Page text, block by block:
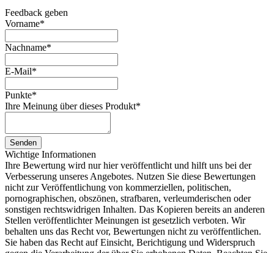
Feedback geben
Vorname*
Nachname*
E-Mail*
Punkte*
Ihre Meinung über dieses Produkt*
Senden
Wichtige Informationen
Ihre Bewertung wird nur hier veröffentlicht und hilft uns bei der
Verbesserung unseres Angebotes. Nutzen Sie diese Bewertungen
nicht zur Veröffentlichung von kommerziellen, politischen,
pornographischen, obszönen, strafbaren, verleumderischen oder
sonstigen rechtswidrigen Inhalten. Das Kopieren bereits an anderen
Stellen veröffentlichter Meinungen ist gesetzlich verboten. Wir
behalten uns das Recht vor, Bewertungen nicht zu veröffentlichen.
Sie haben das Recht auf Einsicht, Berichtigung und Widerspruch